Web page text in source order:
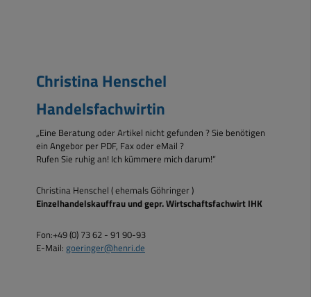
Christina Henschel
Handelsfachwirtin
„Eine Beratung oder Artikel nicht gefunden ? Sie benötigen
ein Angebor per PDF, Fax oder eMail ?
Rufen Sie ruhig an! Ich kümmere mich darum!“
Christina Henschel ( ehemals Göhringer )
Einzelhandelskauffrau und gepr. Wirtschaftsfachwirt IHK
Fon:+49 (0) 73 62 - 91 90-93
E-Mail: goeringer@henri.de